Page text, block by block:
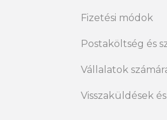
Fizetési módok
Postaköltség és
Vállalatok
Visszaküldések